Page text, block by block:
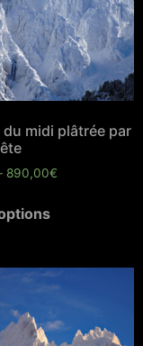
midi plâtrée par
890,00€